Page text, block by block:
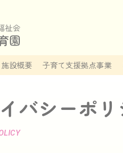
施設概要 子育て支援拠点事業
バシーポリ